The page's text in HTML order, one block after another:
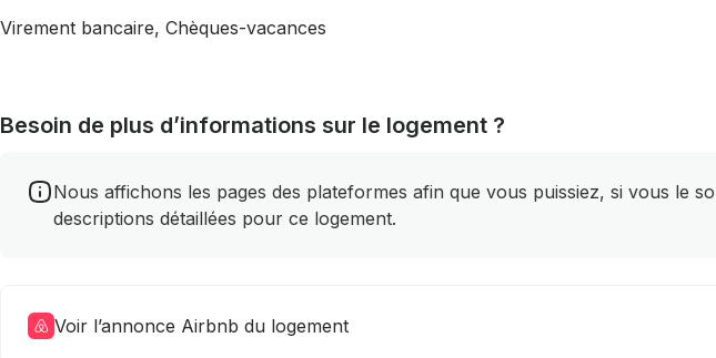
Virement bancaire, Chèques-vacances
Besoin de plus d’informations sur le logement ?
Nous affichons les pages des plateformes afin que vous puissiez, si vous le
descriptions détaillées pour ce logement.
Voir l’annonce Airbnb du logement